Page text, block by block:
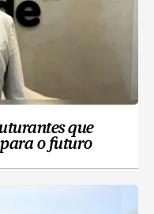
que
o futuro